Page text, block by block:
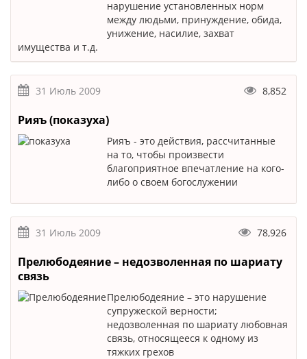
нарушение установленных норм
между людьми, принуждение, обида,
унижение, насилие, захват
имущества и т.д.
31 Июль 2009 8,852
Рияъ (показуха)
Рияъ - это действия, рассчитанные
на то, чтобы произвести
благоприятное впечатление на кого-
либо о своем богослужении
31 Июль 2009 78,926
Прелюбодеяние – недозволенная по шариату
связь
Прелюбодеяние – это нарушение
супружеской верности;
недозволенная по шариату любовная
связь, относящееся к одному из
тяжких грехов